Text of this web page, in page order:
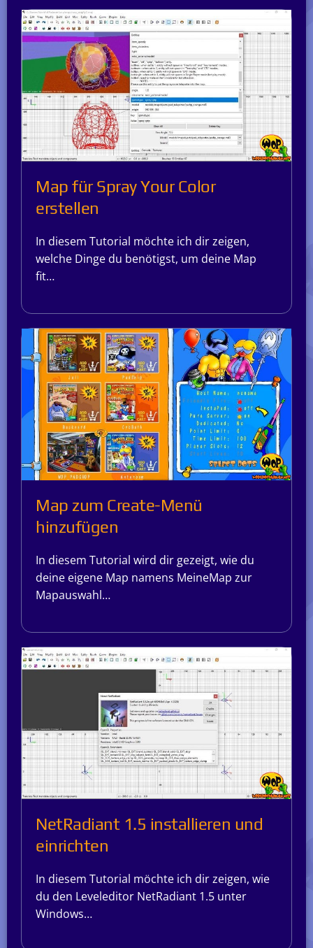
Map für Spray Your Color
erstellen
In diesem Tutorial möchte ich dir zeigen,
welche Dinge du benötigst, um deine Map
fit…
Map zum Create-Menü
hinzufügen
In diesem Tutorial wird dir gezeigt, wie du
deine eigene Map namens MeineMap zur
Mapauswahl…
NetRadiant 1.5 installieren und
einrichten
In diesem Tutorial möchte ich dir zeigen, wie
du den Leveleditor NetRadiant 1.5 unter
Windows…